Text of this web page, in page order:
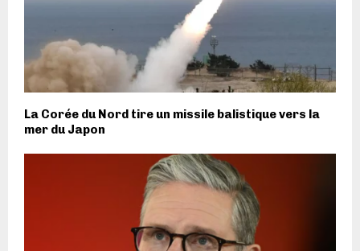
La Corée du Nord tire un missile balistique vers la
mer du Japon